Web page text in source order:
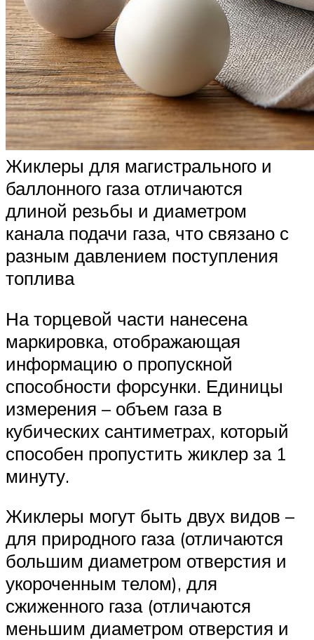
Жиклеры для магистрального и
баллонного газа отличаются
длиной резьбы и диаметром
канала подачи газа, что связано с
разным давлением поступления
топлива
На торцевой части нанесена
маркировка, отображающая
информацию о пропускной
способности форсунки. Единицы
измерения – объем газа в
кубических сантиметрах, который
способен пропустить жиклер за 1
минуту.
Жиклеры могут быть двух видов –
для природного газа (отличаются
большим диаметром отверстия и
укороченным телом), для
сжиженного газа (отличаются
меньшим диаметром отверстия и